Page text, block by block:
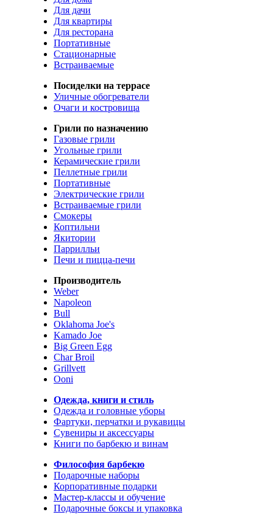
Для дачи
Для квартиры
Для ресторана
Портативные
Стационарные
Встраиваемые
Посиделки на террасе
Уличные обогреватели
Очаги и костровища
Грили по назначению
Газовые грили
Угольные грили
Керамические грили
Пеллетные грили
Портативные
Электрические грили
Встраиваемые грили
Смокеры
Коптильни
Якитории
Паррилльи
Печи и пицца-печи
Производитель
Weber
Napoleon
Bull
Oklahoma Joe's
Kamado Joe
Big Green Egg
Char Broil
Grillvett
Ooni
Одежда, книги и стиль
Одежда и головные уборы
Фартуки, перчатки и рукавицы
Сувениры и аксессуары
Книги по барбекю и винам
Философия барбекю
Подарочные наборы
Корпоративные подарки
Мастер-классы и обучение
Подарочные боксы и упаковка